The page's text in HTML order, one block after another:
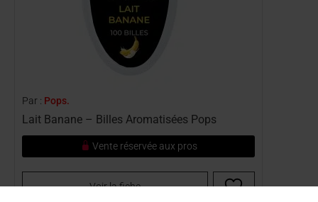
Par : Pops.
Lait Banane – Billes Aromatisées Pops
Vente réservée aux pros
Voir la fiche